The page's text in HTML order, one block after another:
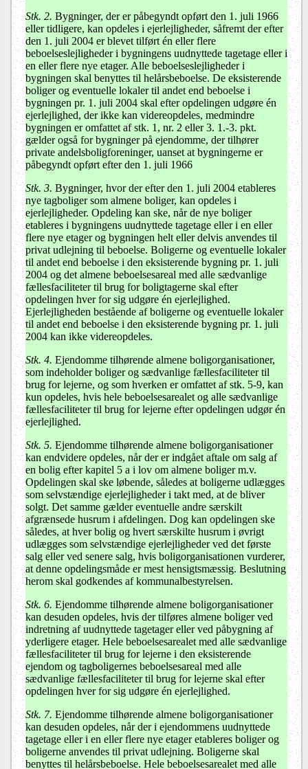
Stk. 2. Bygninger, der er påbegyndt opført den 1. juli 1966
eller tidligere, kan opdeles i ejerlejligheder, såfremt der efter
den 1. juli 2004 er blevet tilført én eller flere
beboelseslejligheder i bygningens uudnyttede tagetage eller i
en eller flere nye etager. Alle beboelseslejligheder i
bygningen skal benyttes til helårsbeboelse. De eksisterende
boliger og eventuelle lokaler til andet end beboelse i
bygningen pr. 1. juli 2004 skal efter opdelingen udgøre én
ejerlejlighed, der ikke kan videreopdeles, medmindre
bygningen er omfattet af stk. 1, nr. 2 eller 3. 1.-3. pkt.
gælder også for bygninger på ejendomme, der tilhører
private andelsboligforeninger, uanset at bygningerne er
påbegyndt opført efter den 1. juli 1966
Stk. 3. Bygninger, hvor der efter den 1. juli 2004 etableres
nye tagboliger som almene boliger, kan opdeles i
ejerlejligheder. Opdeling kan ske, når de nye boliger
etableres i bygningens uudnyttede tagetage eller i en eller
flere nye etager og bygningen helt eller delvis anvendes til
privat udlejning til beboelse. Boligerne og eventuelle lokaler
til andet end beboelse i den eksisterende bygning pr. 1. juli
2004 og det almene beboelsesareal med alle sædvanlige
fællesfaciliteter til brug for boligtagerne skal efter
opdelingen hver for sig udgøre én ejerlejlighed.
Ejerlejligheden bestående af boligerne og eventuelle lokaler
til andet end beboelse i den eksisterende bygning pr. 1. juli
2004 kan ikke videreopdeles.
Stk. 4. Ejendomme tilhørende almene boligorganisationer,
som indeholder boliger og sædvanlige fællesfaciliteter til
brug for lejerne, og som hverken er omfattet af stk. 5-9, kan
kun opdeles, hvis hele beboelsesarealet og alle sædvanlige
fællesfaciliteter til brug for lejerne efter opdelingen udgør én
ejerlejlighed.
Stk. 5. Ejendomme tilhørende almene boligorganisationer
kan endvidere opdeles, når der er indgået aftale om salg af
en bolig efter kapitel 5 a i lov om almene boliger m.v.
Opdelingen skal ske løbende, således at boligerne udlægges
som selvstændige ejerlejligheder i takt med, at de bliver
solgt. Det samme gælder eventuelle andre særskilt
afgrænsede husrum i afdelingen. Dog kan opdelingen ske
således, at hver bolig og hvert særskilte husrum i øvrigt
udlægges som selvstændige ejerlejligheder ved det første
salg eller ved senere salg, hvis boligorganisationen vurderer,
at denne opdelingsmåde er mest hensigtsmæssig. Beslutning
herom skal godkendes af kommunalbestyrelsen.
Stk. 6. Ejendomme tilhørende almene boligorganisationer
kan desuden opdeles, hvis der tilføres almene boliger ved
indretning af uudnyttede tagetager eller ved påbygning af
yderligere etager. Hele beboelsesarealet med alle sædvanlige
fællesfaciliteter til brug for lejerne i den eksisterende
ejendom og tagboligernes beboelsesareal med alle
sædvanlige fællesfaciliteter til brug for lejerne skal efter
opdelingen hver for sig udgøre én ejerlejlighed.
Stk. 7. Ejendomme tilhørende almene boligorganisationer
kan desuden opdeles, når der i ejendommens uudnyttede
tagetage eller i en eller flere nye etager etableres boliger og
boligerne anvendes til privat udlejning. Boligerne skal
benyttes til helårsbeboelse. Hele beboelsesarealet med alle